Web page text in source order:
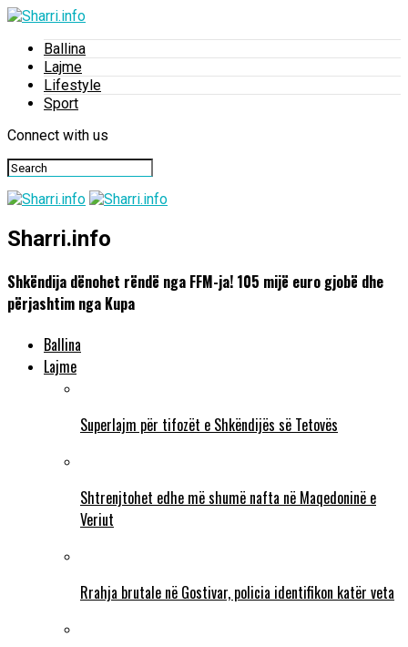
Ballina
Lajme
Lifestyle
Sport
Connect with us
Sharri.info
Shkëndija dënohet rëndë nga FFM-ja! 105 mijë euro gjobë dhe
përjashtim nga Kupa
Ballina
Lajme
Superlajm për tifozët e Shkëndijës së Tetovës
Shtrenjtohet edhe më shumë nafta në Maqedoninë e
Veriut
Rrahja brutale në Gostivar, policia identifikon katër veta